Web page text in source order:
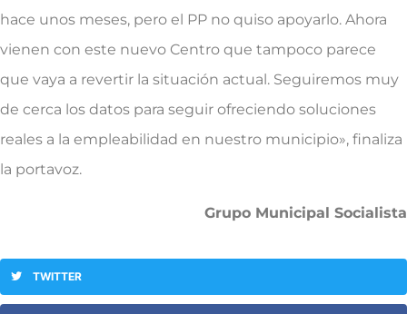
hace unos meses, pero el PP no quiso apoyarlo. Ahora
vienen con este nuevo Centro que tampoco parece
que vaya a revertir la situación actual. Seguiremos muy
de cerca los datos para seguir ofreciendo soluciones
reales a la empleabilidad en nuestro municipio», finaliza
la portavoz.
Grupo Municipal Socialista
TWITTER